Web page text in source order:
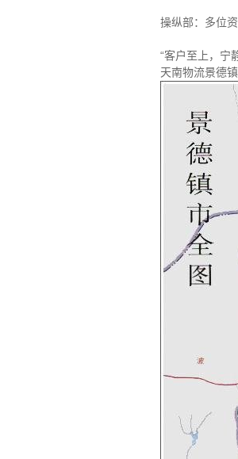
操纵部：多位
“客户至上，宁
天南物流景德